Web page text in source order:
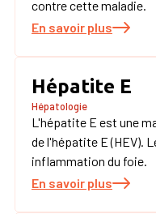
contre cette maladie.
En savoir plus
Hépatite E
Hépatologie
L'hépatite E est une
de l'hépatite E (HEV).
inflammation du foie.
En savoir plus